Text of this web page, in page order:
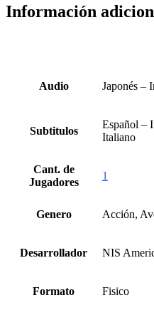
Información
Audio Japonés –
Subtitulos
Español –
Italiano
Cant. de
Jugadores
1
Genero Acción,
Desarrollador NIS
Formato Fisico